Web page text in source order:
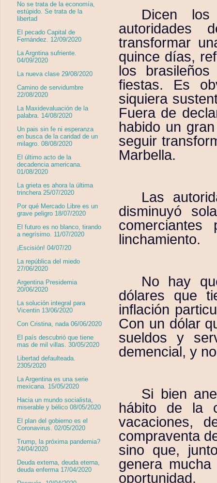
Dicen
autoridades
transformar
quince días,
los
fiestas. Es
siquiera
Fuera de
habido un
seguir
Marbella.
Las
disminuyó
linchamiento.
No hay
dólares que
inflación
Con un dólar
sueldos y
demencial, y
Si bien
hábito de la
vacaciones,
compraventa
sino que,
genera
oportunidad.
No se trata de la economía,
estúpido. Se trata de la
libertad
El pecado Capital de
Fernández. 12/09/2020
La Argntina sufriente.
04/09/2020
La nueva clase 29/08/2020
Camino de servidumbre
22/08/2020
La Maxidevaluación de la
palabra. 14/08/2020
Un pais sin fe ni esperanza
en busca de la caridad de un
milagro. 08/08/2020
El último acto de la
decadencia americana.
01/08/2020
La grieta es ahora la última
trinchera 25/07/2020
Por qué Mercado Libre es un
grave peligro 18/07/2020
El futuro es no blanco, tirando
a negrísimo. 11/07/2020
¡Escisión! 04/07/20
La república del miedo
27/06/2020
Argentina Presidemia
20/06/2020
La solución integral para
Vicentin 13/06/2020
Con Cristina, nada 06/06/2020
El país descubrió que tiene
mas de mil villas. 30/05/2020
Libertad defaulteada.
2305/2020
La Argentina es una serie
mexicana. 15/05/2020
Hacia un mundo socialista,
miserable y bélico 08/05/2020
El plan del gobierno es el
Coronavirus. 02/05/2020
Trump, la próxima pandemia?
24/04/2020
Deuda externa, deuda eterna,
deuda enferma 17/04/2020